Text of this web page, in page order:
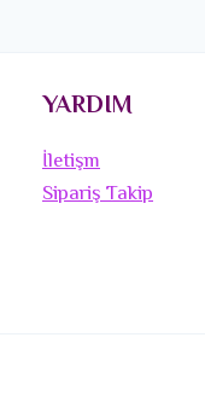
YARDIM
İletişm
Sipariş Takip